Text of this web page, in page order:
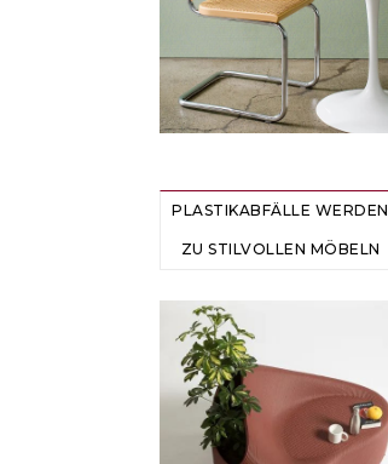
PLASTIKABFÄLLE WERDEN
ZU STILVOLLEN MÖBELN